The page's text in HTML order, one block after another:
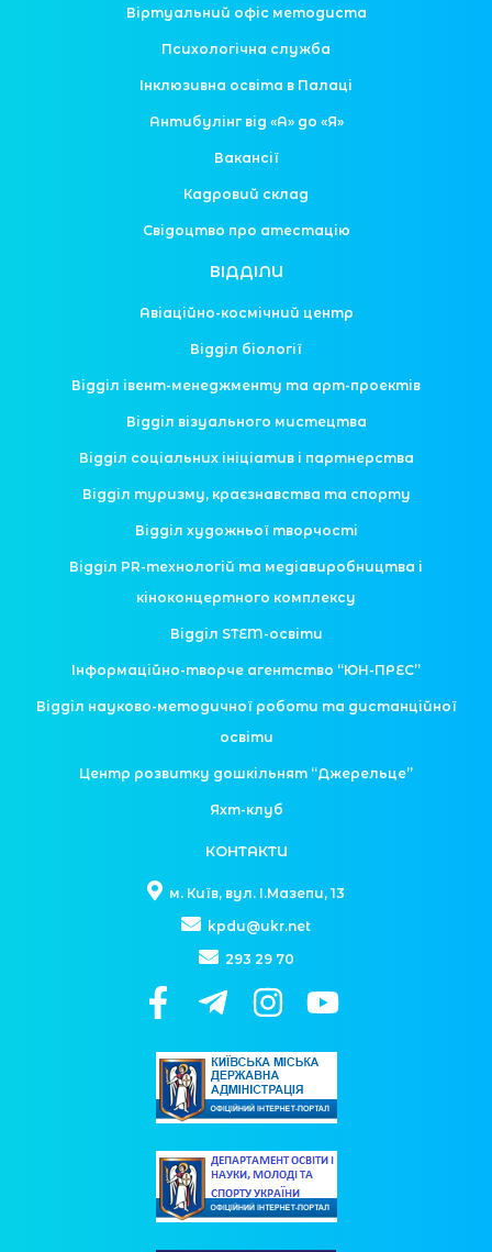
Віртуальний офіс методиста
Психологічна служба
Інклюзивна освіта в Палаці
Антибулінг від «А» до «Я»
Вакансії
Кадровий склад
Свідоцтво про атестацію
ВІДДІЛИ
Авіаційно-космічний центр
Відділ біології
Відділ івент-менеджменту та арт-проектів
Відділ візуального мистецтва
Відділ соціальних ініціатив і партнерства
Відділ туризму, краєзнавства та спорту
Відділ художньої творчості
Відділ PR-технологій та медіавиробництва і
кіноконцертного комплексу
Відділ STEM-освіти
Інформаційно-творче агентство “ЮН-ПРЕС”
Відділ науково-методичної роботи та дистанційної
освіти
Центр розвитку дошкільнят “Джерельце”
Яхт-клуб
КОНТАКТИ
м. Київ, вул. І.Мазепи, 13
kpdu@ukr.net
293 29 70